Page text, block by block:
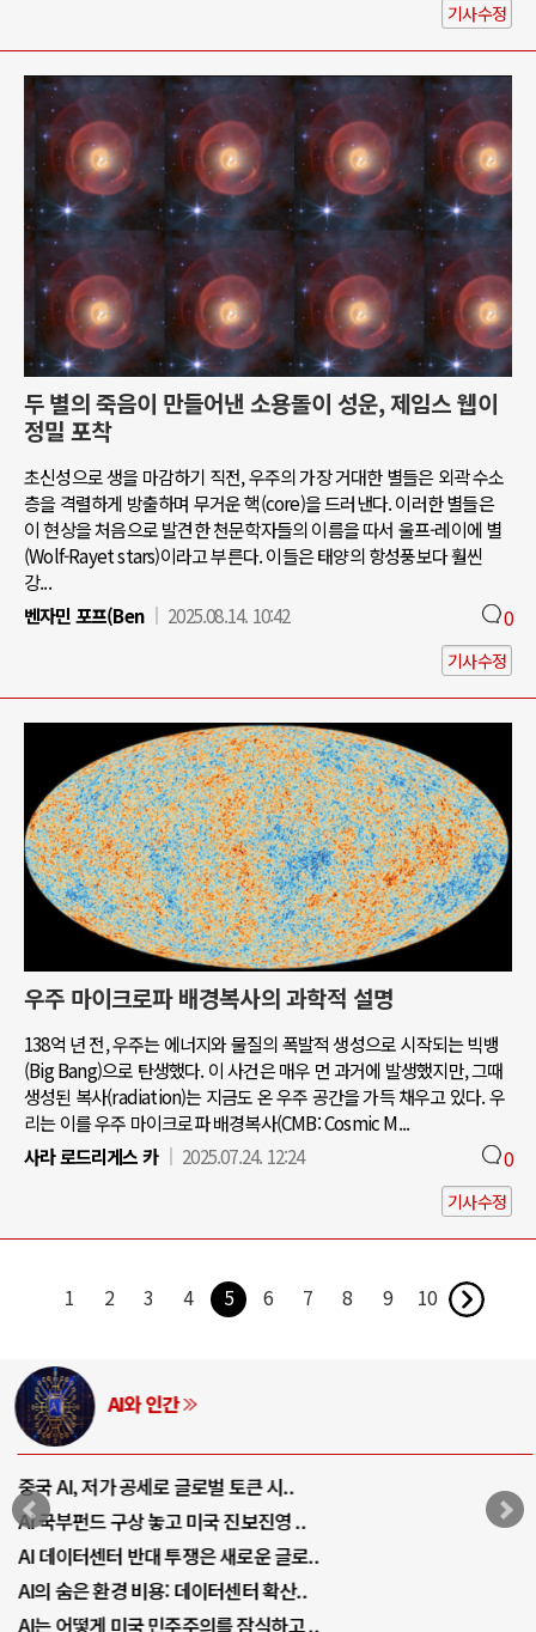
기사수정
두 별의 죽음이 만들어낸 소용돌이 성운, 제임스 웹이
정밀 포착
초신성으로 생을 마감하기 직전, 우주의 가장 거대한 별들은 외곽 수소
층을 격렬하게 방출하며 무거운 핵(core)을 드러낸다. 이러한 별들은
이 현상을 처음으로 발견한 천문학자들의 이름을 따서 울프-레이에 별
(Wolf-Rayet stars)이라고 부른다. 이들은 태양의 항성풍보다 훨씬
강...
벤자민 포프(Ben
2025.08.14. 10:42 0
기사수정
우주 마이크로파 배경복사의 과학적 설명
138억 년 전, 우주는 에너지와 물질의 폭발적 생성으로 시작되는 빅뱅
(Big Bang)으로 탄생했다. 이 사건은 매우 먼 과거에 발생했지만, 그때
생성된 복사(radiation)는 지금도 온 우주 공간을 가득 채우고 있다. 우
리는 이를 우주 마이크로파 배경복사(CMB: Cosmic M...
사라 로드리게스 카
2025.07.24. 12:24 0
기사수정
1 2 3 4 5 6 7 8 9 10
AI와 인간
중국 AI, 저가 공세로 글로벌 토큰 시..
AI 국부펀드 구상 놓고 미국 진보진영 ..
AI 데이터센터 반대 투쟁은 새로운 글로..
AI의 숨은 환경 비용: 데이터센터 확산..
AI는 어떻게 미국 민주주의를 잠식하고 ..